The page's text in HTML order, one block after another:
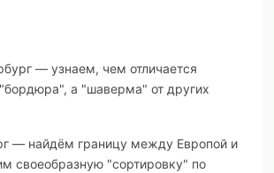
— узнаем, чем отличается
а "шаверма" от других
— найдём границу между Европой и
своеобразную "сортировку" по